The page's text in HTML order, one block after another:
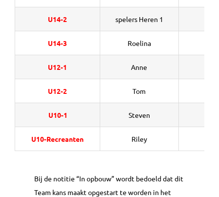
U14-2 spelers Heren 1
U14-3 Roelina
U12-1 Anne
U12-2 Tom
U10-1 Steven
U10-Recreanten Riley
Bij de notitie “In opbouw” wordt bedoeld dat dit
Team kans maakt opgestart te worden in het